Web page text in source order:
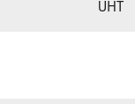
UHT